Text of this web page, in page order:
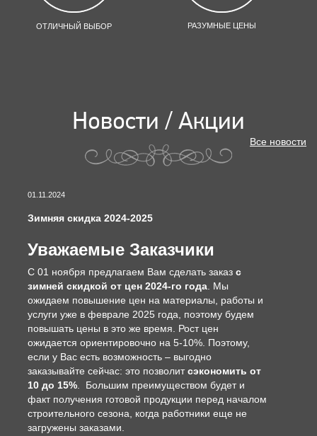
ОТЛИЧНЫЙ ВЫБОР РАЗУМНЫЕ ЦЕНЫ
Новости / Акции
Все новости
01.11.2024
Зимняя скидка 2024-2025
Уважаемые Заказчики
С 01 ноября предлагаем Вам сделать заказ с
зимней скидкой от цен 2024-го года . Мы
ожидаем повышение цен на материалы, работы и
услуги уже в феврале 2025 года, поэтому будем
повышать цены в это же время. Рост цен
ожидается ориентировочно на 5-10%. Поэтому,
если у Вас есть возможность – выгодно
заказывайте сейчас: это позволитсэкономить от
10 до 15% . Большим преимуществом будет и
факт получения готовой продукции перед началом
строительного сезона, когда работники еще не
загружены заказами.